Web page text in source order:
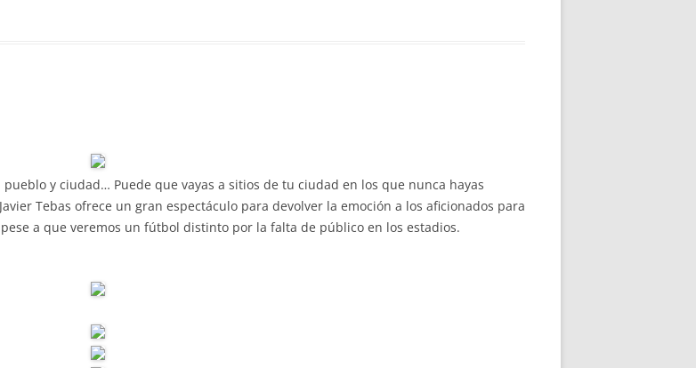
y ciudad… Puede que vayas a sitios de tu ciudad en los que nunca hayas
Tebas ofrece un gran espectáculo para devolver la emoción a los aficionados para
a que veremos un fútbol distinto por la falta de público en los estadios.